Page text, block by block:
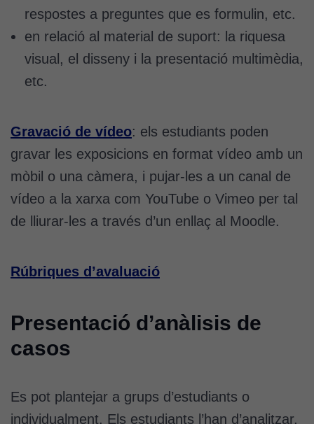
respostes a preguntes que es formulin, etc.
en relació al material de suport: la riquesa
visual, el disseny i la presentació multimèdia,
etc.
Gravació de vídeo: els estudiants poden
gravar les exposicions en format vídeo amb un
mòbil o una càmera, i pujar-les a un canal de
vídeo a la xarxa com YouTube o Vimeo per tal
de lliurar-les a través d’un enllaç al Moodle.
Rúbriques d’avaluació
Presentació d’anàlisis de
casos
Es pot plantejar a grups d’estudiants o
individualment. Els estudiants l’han d’analitzar,